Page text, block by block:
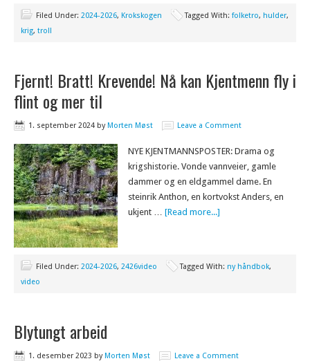
Filed Under: 2024-2026, Krokskogen Tagged With: folketro, hulder,
krig, troll
Fjernt! Bratt! Krevende! Nå kan Kjentmenn fly i
flint og mer til
1. september 2024 byMorten Møst Leave a Comment
NYE KJENTMANNSPOSTER: Drama og
krigshistorie. Vonde vannveier, gamle
dammer og en eldgammel dame. En
steinrik Anthon, en kortvokst Anders, en
ukjent … [Read more...]
Filed Under: 2024-2026, 2426video Tagged With: ny håndbok,
video
Blytungt arbeid
1. desember 2023 byMorten Møst Leave a Comment